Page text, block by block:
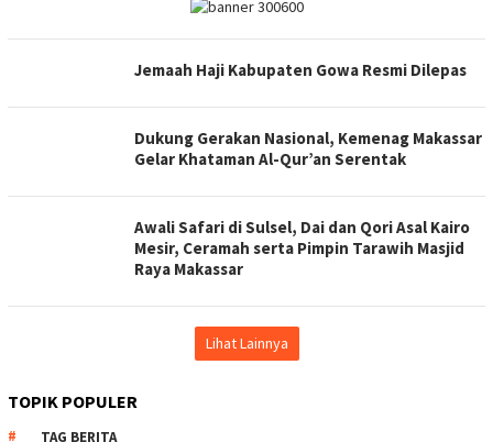
Jemaah Haji Kabupaten Gowa Resmi Dilepas
Dukung Gerakan Nasional, Kemenag Makassar
Gelar Khataman Al-Qur’an Serentak
Awali Safari di Sulsel, Dai dan Qori Asal Kairo
Mesir, Ceramah serta Pimpin Tarawih Masjid
Raya Makassar
Lihat Lainnya
TOPIK POPULER
TAG BERITA